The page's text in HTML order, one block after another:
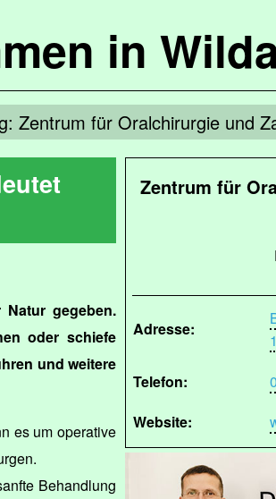
in
Zentrum für Oralchirurgie und
Zentrum für
Adresse:
Telefon:
Website:
gegeben.
oder schiefe
und weitere
es um operative
Behandlung